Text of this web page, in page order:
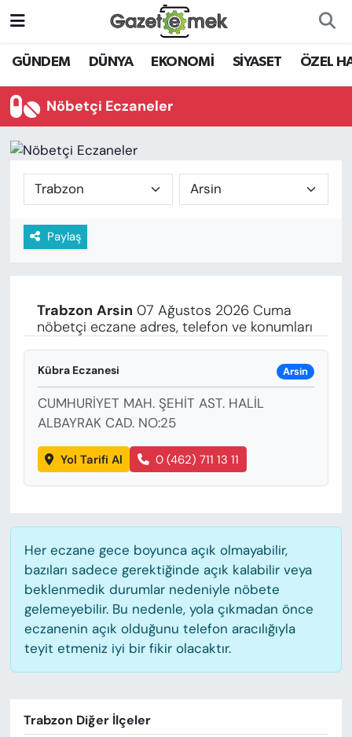
GÜNDEM DÜNYA EKONOMİ SİYASET ÖZEL
Nöbetçi Eczaneler
Paylaş
Trabzon Arsin 07 Ağustos 2026 Cuma
nöbetçi eczane adres, telefon ve konumları
Kübra Eczanesi Arsin
CUMHURİYET MAH. ŞEHİT AST. HALİL
ALBAYRAK CAD. NO:25
Yol Tarifi Al 0 (462) 711 13 11
Her eczane gece boyunca açık olmayabilir,
bazıları sadece gerektiğinde açık kalabilir veya
beklenmedik durumlar nedeniyle nöbete
gelemeyebilir. Bu nedenle, yola çıkmadan önce
eczanenin açık olduğunu telefon aracılığıyla
teyit etmeniz iyi bir fikir olacaktır.
Trabzon Diğer İlçeler
DÜNYA
EKONOMİ
YENİ MEDYADA EMEK
GAZETECİLİĞİNİ GELİŞTİRMEK
FAYDALI BİLGİLER
EĞİTİM
SAĞLIK
ÖZEL HABER
YAZAR KÖŞESİ
SİYASET
Nöbetçi Eczaneler
Hava Durumu
Trafik Durumu
Haber Arşivi